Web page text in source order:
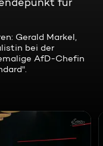
Gerald Markel,
bei der
AfD-Chefin